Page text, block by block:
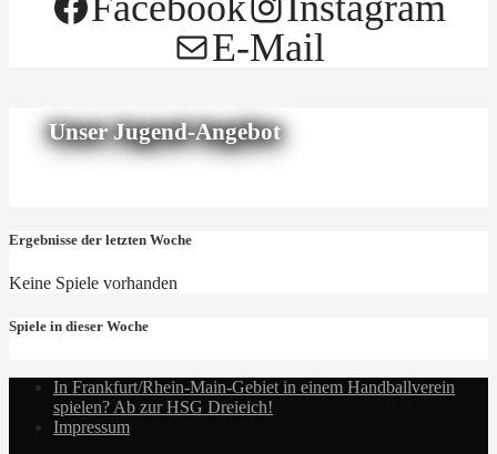
E-Mail
Unser Jugend-Angebot
Ergebnisse der letzten Woche
Keine Spiele vorhanden
Spiele in dieser Woche
In Frankfurt/Rhein-Main-Gebiet in einem Handballverein
spielen? Ab zur HSG Dreieich!
Impressum